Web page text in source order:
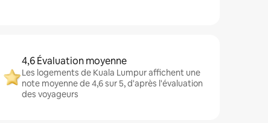
4,6 Évaluation moyenne
Les logements de Kuala Lumpur affichent une
note moyenne de 4,6 sur 5, d'après l'évaluation
des voyageurs